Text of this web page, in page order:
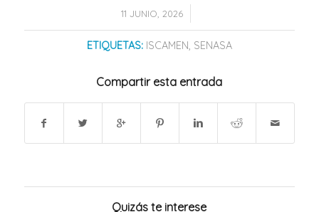
11 JUNIO, 2026
/
ETIQUETAS: ISCAMEN, SENASA
Compartir esta entrada
Quizás te interese